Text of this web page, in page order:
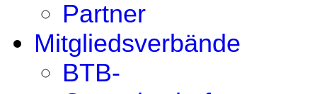
Partner
Mitgliedsverbände
BTB-